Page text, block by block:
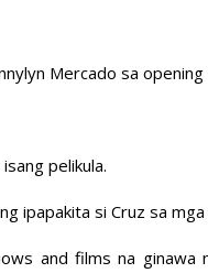
Mercado sa
pelikula.
ipapakita si Cruz sa
and films na